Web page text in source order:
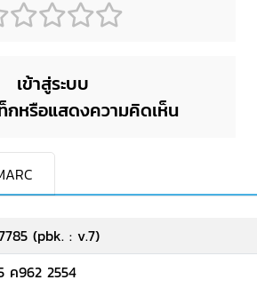
เข้าสู่ระบบ
กหรือแสดงความคิดเห็น
(pbk. : v.7)
ค962 2554